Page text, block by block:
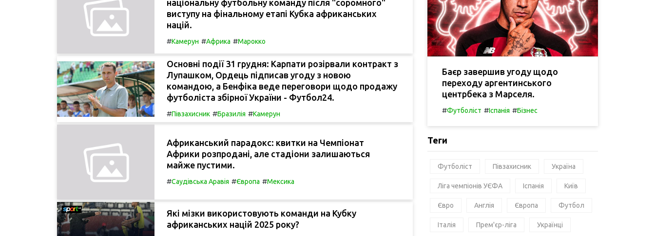
національну футбольну команду після "соромного"
виступу на фінальному етапі Кубка африканських
націй.
#Камерун #Африка #Марокко
Основні події 31 грудня: Карпати розірвали контракт з
Лупашком, Ордець підписав угоду з новою
командою, а Бенфіка веде переговори щодо продажу
футболіста збірної України - Футбол24.
#Півзахисник #Бразилія #Камерун
Африканський парадокс: квитки на Чемпіонат
Африки розпродані, але стадіони залишаються
майже пустими.
#Саудівська Аравія #Європа #Мексика
Які мізки використовують команди на Кубку
африканських націй 2025 року?
Баєр завершив угоду щодо
переходу аргентинського
центрбека з Марселя.
#Футболіст #Іспанія #Бізнес
Теги
Футболіст Півзахисник Україна
Ліга чемпіонів УЄФА Іспанія Київ
Євро Англія Європа Футбол
Італія Прем'єр-ліга Українці